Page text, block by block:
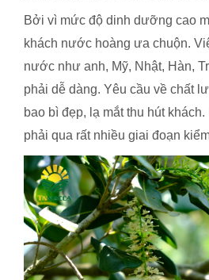
Bởi vì mức độ dinh dưỡng cao
khách nước hoàng ưa chuộn.
nước như anh, Mỹ, Nhật, Hàn,
phải dễ dàng. Yêu cầu về chất
bao bì đẹp, lạ mắt thu hút
phải qua rất nhiều giai đoạn